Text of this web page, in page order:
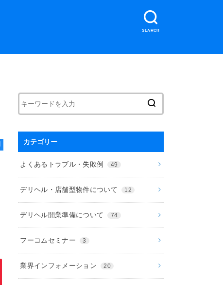
SEARCH
カテゴリー
よくあるトラブル・失敗例 49
デリヘル・店舗型物件について 12
デリヘル開業準備について 74
フーコムセミナー 3
業界インフォメーション 20